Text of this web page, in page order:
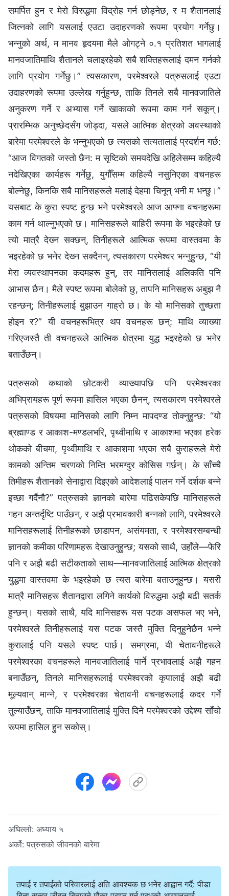
समर्पित हुन र मेरो विरुद्धमा विद्रोह गर्न छोड्नेछ, र म शैतानलाई
जित्‍नको लागि यसलाई एउटा उदाहरणको रूपमा प्रयोग गर्नेछु।
भन्‍नुको अर्थ, म मानव हृदयमा मैले ओगट्ने ०.१ प्रतिशत भागलाई
मानवजातिमाथि शैतानले चलाइरहेको सबै शक्तिहरूलाई दमन गर्नको
लागि प्रयोग गर्नेछु।” त्यसकारण, परमेश्‍वरले पत्रुसलाई एउटा
उदाहरणको रूपमा उल्‍लेख गर्नुहुन्छ, ताकि तिनले सबै मानवजातिले
अनुकरण गर्ने र अभ्यास गर्ने खाकाको रूपमा काम गर्न सकून्।
प्रारम्‍भिक अनुच्‍छेदसँग जोड्दा, यसले आत्मिक क्षेत्रको अवस्थाको
बारेमा परमेश्‍वरले के भन्‍नुभएको छ त्यसको सत्यतालाई प्रदर्शन गर्छ:
“आज विगतको जस्तो छैन: म सृष्टिको समयदेखि अहिलेसम्म कहिल्यै
नदेखिएका कार्यहरू गर्नेछु, युगौँसम्म कहिल्यै नसुनिएका वचनहरू
बोल्‍नेछु, किनकि सबै मानिसहरूले मलाई देहमा चिनून् भनी म भन्छु।”
यसबाट के कुरा स्पष्ट हुन्छ भने परमेश्‍वरले आज आफ्‍ना वचनहरूमा
काम गर्न थाल्‍नुभएको छ। मानिसहरूले बाहिरी रूपमा के भइरहेको छ
त्यो मात्रै देख्‍न सक्छन्, तिनीहरूले आत्मिक रूपमा वास्तवमा के
भइरहेको छ भनेर देख्‍न सक्दैनन्, त्यसकारण परमेश्‍वर भन्‍नुहुन्छ, “यी
मेरा व्यवस्थापनका कदमहरू हुन्, तर मानिसलाई अलिकति पनि
आभास छैन। मैले स्पष्ट रूपमा बोलेको छु, तापनि मानिसहरू अबुझ नै
रहन्छन्; तिनीहरूलाई बुझाउन गाह्रो छ। के यो मानिसको तुच्छता
होइन र?” यी वचनहरूभित्र थप वचनहरू छन्: माथि व्याख्या
गरिएजस्तै ती वचनहरूले आत्मिक क्षेत्रमा युद्ध भइरहेको छ भनेर
बताउँछन्।
पत्रुसको कथाको छोटकरी व्याख्यापछि पनि परमेश्‍वरका
अभिप्रायहरू पूर्ण रूपमा हासिल भएका छैनन्, त्यसकारण परमेश्‍वरले
पत्रुसको विषयमा मानिसको लागि निम्‍न मापदण्ड तोक्नुहुन्छ: “यो
ब्रह्माण्ड र आकाश-मण्डलभरि, पृथ्वीमाथि र आकाशमा भएका हरेक
थोकको बीचमा, पृथ्वीमाथि र आकाशमा भएका सबै कुराहरूले मेरो
कामको अन्तिम चरणको निम्ति भरमग्दुर कोसिस गर्छन्। के साँच्‍चै
तिमीहरू शैतानको सेनाद्वारा दिइएको आदेशलाई पालन गर्ने दर्शक बन्ने
इच्छा गर्दैनौ?” पत्रुसको ज्ञानको बारेमा पढिसकेपछि मानिसहरूले
गहन अन्तर्दृष्टि पाउँछन्, र अझै प्रभावकारी बन्‍नको लागि, परमेश्‍वरले
मानिसहरूलाई तिनीहरूको छाडापन, असंयमता, र परमेश्‍वरसम्‍बन्धी
ज्ञानको कमीका परिणामहरू देखाउनुहुन्छ; यसको साथै, उहाँले—फेरि
पनि र अझै बढी सटीकताको साथ—मानवजातिलाई आत्मिक क्षेत्रको
युद्धमा वास्तवमा के भइरहेको छ त्यस बारेमा बताउनुहुन्छ। यसरी
मात्रै मानिसहरू शैतानद्वारा लगिने कार्यको विरुद्धमा अझै बढी सतर्क
हुन्छन्। यसको साथै, यदि मानिसहरू यस पटक असफल भए भने,
परमेश्‍वरले तिनीहरूलाई यस पटक जस्तै मुक्ति दिनुहुनेछैन भन्‍ने
कुरालाई पनि यसले स्पष्ट पार्छ। समग्रमा, यी चेतावनीहरूले
परमेश्‍वरका वचनहरूले मानवजातिलाई पार्ने प्रभावलाई अझै गहन
बनाउँछन्, तिनले मानिसहरूलाई परमेश्‍वरको कृपालाई अझै बढी
मूल्यवान् मान्ने, र परमेश्‍वरका चेतावनी वचनहरूलाई कदर गर्ने
तुल्याउँछन्, ताकि मानवजातिलाई मुक्ति दिने परमेश्‍वरको उद्देश्य साँचो
रूपमा हासिल हुन सकोस्।
अघिल्लो: अध्याय ५
अर्को: पत्रुसको जीवनको बारेमा
तपाई र तपाईको परिवारलाई अति आवश्यक छ भनेर आह्वान गर्दै: पीडा